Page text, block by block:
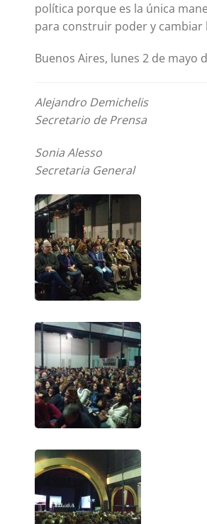
política porque es la única
para construir poder y cambiar
Buenos Aires, lunes 2 de mayo
Alejandro Demichelis
Secretario de Prensa
Sonia Alesso
Secretaria General